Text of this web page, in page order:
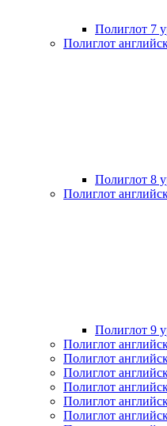
Полиглот 7
Полиглот
Полиглот 8
Полиглот
Полиглот 9
Полиглот
Полиглот
Полиглот
Полиглот
Полиглот
Полиглот